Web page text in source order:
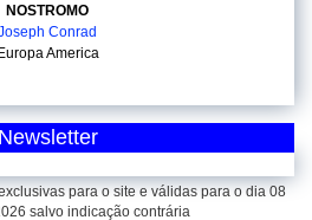
NOSTROMO
Conrad
Europa America
Newsletter
para o site e válidas para o dia 08
salvo indicação contrária